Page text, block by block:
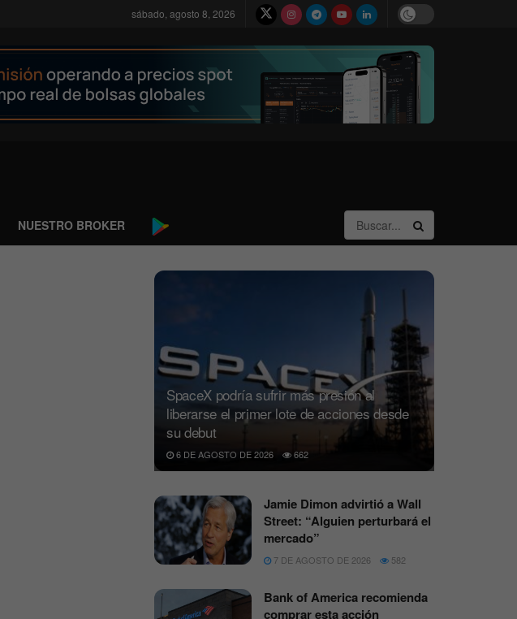
sábado, agosto 8, 2026
NUESTRO BROKER
SpaceX podría sufrir más presión al
liberarse el primer lote de acciones desde
su debut
6 DE AGOSTO DE 2026 662
Jamie Dimon advirtió a Wall
Street: “Alguien perturbará el
mercado”
7 DE AGOSTO DE 2026 582
Bank of America recomienda
comprar esta acción